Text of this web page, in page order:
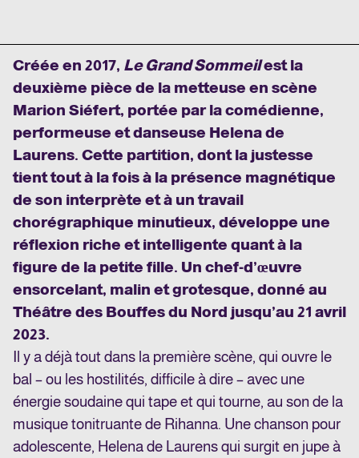
Créée en 2017, Le Grand Sommeilest la
deuxième pièce de la metteuse en scène
Marion Siéfert, portée par la comédienne,
performeuse et danseuse Helena de
Laurens. Cette partition, dont la justesse
tient tout à la fois à la présence magnétique
de son interprète et à un travail
chorégraphique minutieux, développe une
réflexion riche et intelligente quant à la
figure de la petite fille. Un chef-d’œuvre
ensorcelant, malin et grotesque, donné au
Théâtre des Bouffes du Nord jusqu’au 21 avril
2023.
Il y a déjà tout dans la première scène, qui ouvre le
bal – ou les hostilités, difficile à dire – avec une
énergie soudaine qui tape et qui tourne, au son de la
musique tonitruante de Rihanna. Une chanson pour
adolescente, Helena de Laurens qui surgit en jupe à